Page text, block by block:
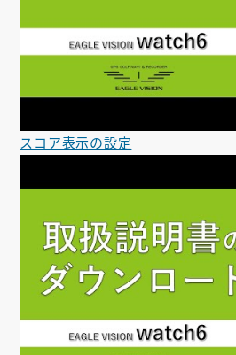
スコア表示の設定